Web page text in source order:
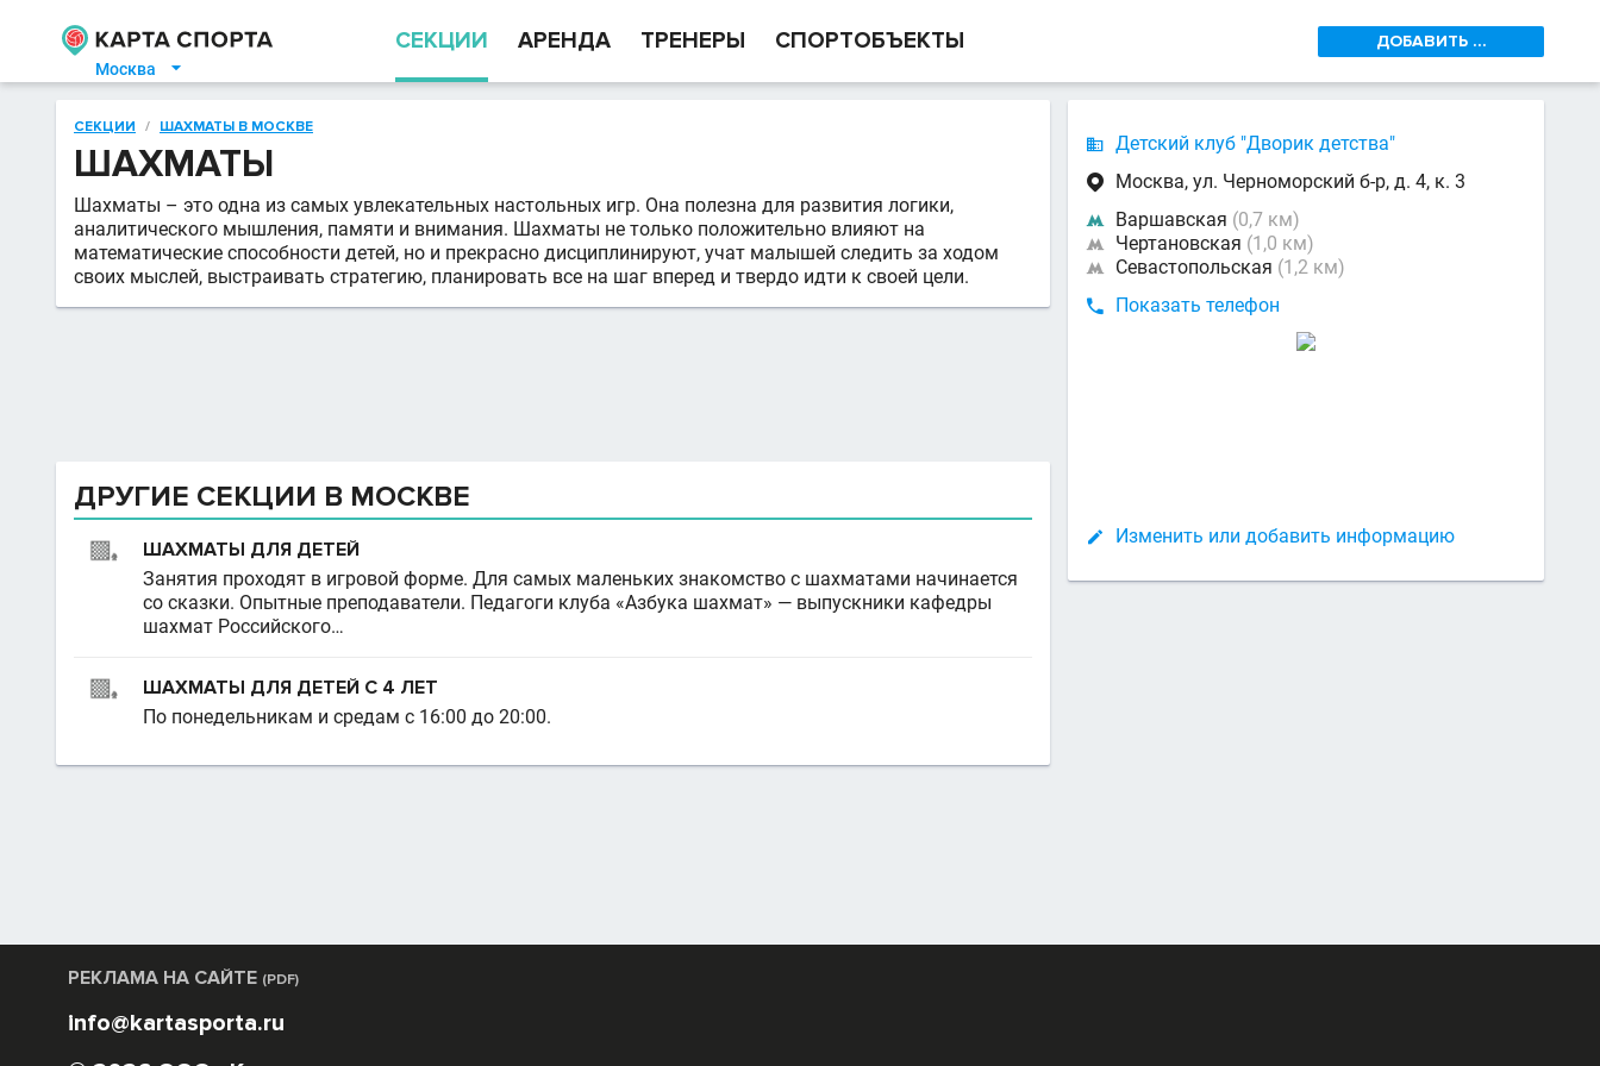
Москва 
СЕКЦИИ АРЕНДА ТРЕНЕРЫ СПОРТОБЪЕКТЫ ДОБАВИТЬ ...
СЕКЦИИ / ШАХМАТЫ В МОСКВЕ
ШАХМАТЫ
Шахматы – это одна из самых увлекательных настольных игр. Она полезна для развития логики,
аналитического мышления, памяти и внимания. Шахматы не только положительно влияют на
математические способности детей, но и прекрасно дисциплинируют, учат малышей следить за ходом
своих мыслей, выстраивать стратегию, планировать все на шаг вперед и твердо идти к своей цели.
ДРУГИЕ СЕКЦИИ В МОСКВЕ
ШАХМАТЫ ДЛЯ ДЕТЕЙ
Занятия проходят в игровой форме. Для самых маленьких знакомство с шахматами начинается
со сказки. Опытные преподаватели. Педагоги клуба «Азбука шахмат» — выпускники кафедры
шахмат Российского…
ШАХМАТЫ ДЛЯ ДЕТЕЙ С 4 ЛЕТ
По понедельникам и средам с 16:00 до 20:00.
 Детский клуб "Дворик детства"
 Москва, ул. Черноморский б-р, д. 4, к. 3
 Варшавская (0,7 км)
 Чертановская (1,0 км)
 Севастопольская (1,2 км)
 Показать телефон
 Изменить или добавить информацию
РЕКЛАМА НА САЙТЕ (PDF)
info@kartasporta.ru